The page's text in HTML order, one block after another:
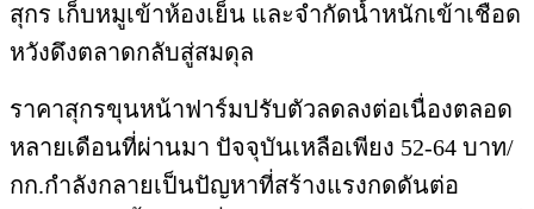
สุกร เก็บหมูเข้าห้องเย็น และจำกัดน้ำหนักเข้าเชือด
หวังดึงตลาดกลับสู่สมดุล
ราคาสุกรขุนหน้าฟาร์มปรับตัวลดลงต่อเนื่องตลอด
หลายเดือนที่ผ่านมา ปัจจุบันเหลือเพียง 52-64 บาท/
กก.กำลังกลายเป็นปัญหาที่สร้างแรงกดดันต่อ